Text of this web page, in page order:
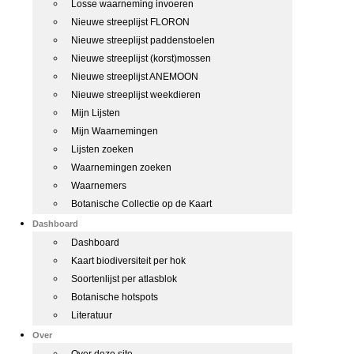
Losse waarneming invoeren
Nieuwe streeplijst FLORON
Nieuwe streeplijst paddenstoelen
Nieuwe streeplijst (korst)mossen
Nieuwe streeplijst ANEMOON
Nieuwe streeplijst weekdieren
Mijn Lijsten
Mijn Waarnemingen
Lijsten zoeken
Waarnemingen zoeken
Waarnemers
Botanische Collectie op de Kaart
Dashboard
Dashboard
Kaart biodiversiteit per hok
Soortenlijst per atlasblok
Botanische hotspots
Literatuur
Over